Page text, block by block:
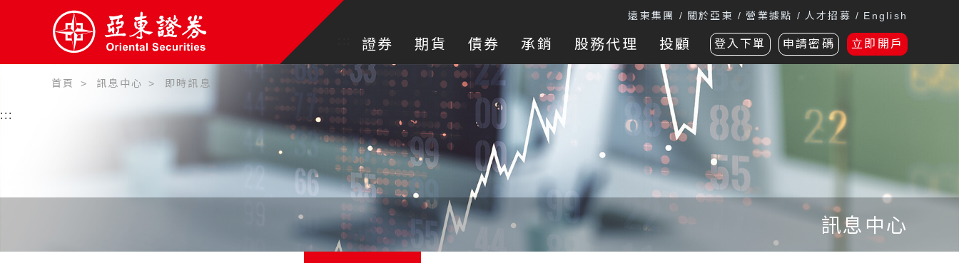
遠東集團 關於亞東 營業據點 人才招募 English
證券 期貨 債券 承銷 股務代理 投顧 登入下單 申請密碼 立即開戶
:::
首頁 訊息中心 即時訊息
訊息中心